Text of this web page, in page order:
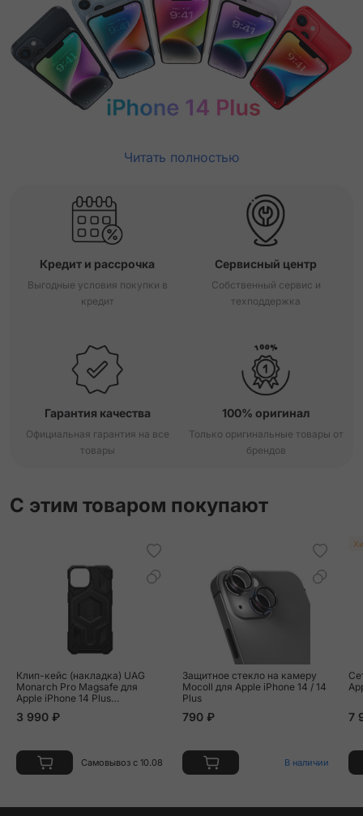
Читать полностью
Кредит и рассрочка
Выгодные условия покупки в
кредит
Сервисный центр
Собственный сервис и
техподдержка
Гарантия качества
Официальная гарантия на все
товары
100% оригинал
Только оригинальные товары от
брендов
С этим товаром покупают
Клип-кейс (накладка) UAG
Monarch Pro Magsafe для
Apple iPhone 14 Plus
"чёрный карбон"
3 990 ₽
Самовывоз с 10.08
Защитное стекло на камеру
Mocoll для Apple iPhone 14 / 14
Plus
790 ₽
В наличии
7